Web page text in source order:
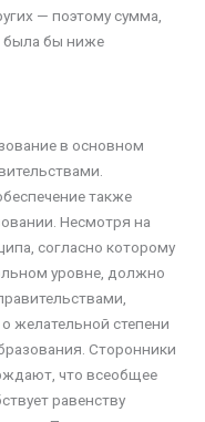
— поэтому сумма,
была бы ниже
в основном
также
Несмотря на
согласно которому
уровне, должно
желательной степени
Сторонники
что всеобщее
равенству